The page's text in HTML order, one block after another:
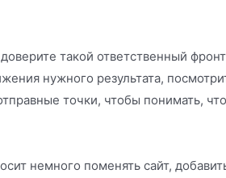
такой ответственный
нужного результата,
точки, чтобы понимать,
немного поменять сайт,